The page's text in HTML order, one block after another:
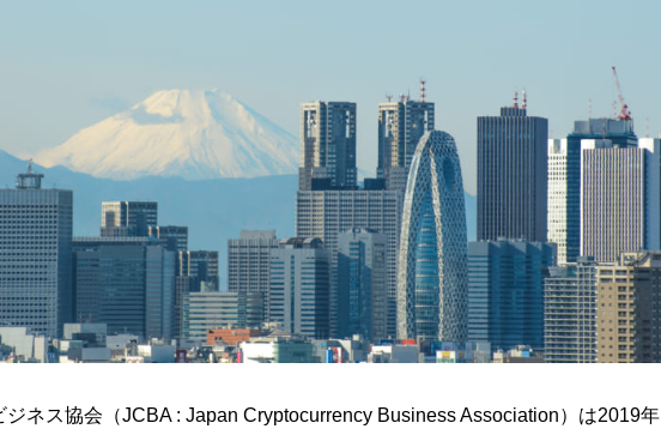
ジネス協会（JCBA : Japan Cryptocurrency Business Association）は2019年